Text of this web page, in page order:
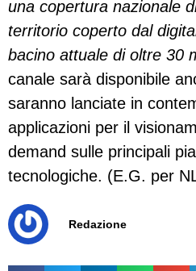
una copertura nazionale
territorio coperto dal
bacino attuale di oltre 30
canale sarà disponibile
saranno lanciate in
applicazioni per il
demand sulle principali
tecnologiche. (E.G. per
Redazione